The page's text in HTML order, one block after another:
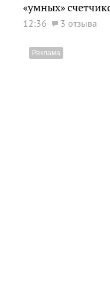
«умных»
12:36 3 отзыва